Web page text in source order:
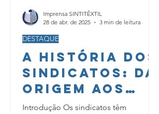
Argentina.
A História dos
Sindicatos: Da
Origem aos
Dias Atuais
Introdução Os sindicatos têm
DESTAQUE
Imprensa SINTITÊXTIL
28 de abr. de 2025
3 min de leitura